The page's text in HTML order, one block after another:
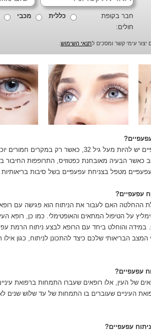
חבר בקופת
חולים:
כללית מכבי
יצור עימי קשר ומסכים לתנאי השימוש
על מנת לעבור ניתוח עפעפיים יש להיות מעל גיל 32, כאשר
כאשר הבעיה מאובחנת כפטוזיס, התרופפות החיבור
מטפל בצניחת עפעפיים בשל סיבות בריאותיות
עפעפיים?
ההחלטה האם לעבור את הניתוח הוא פגישה עם רופא
על הטיפול המתאים והאופטימלי. כמו כן, רופא
במידה והוחלט ביחד עם הרופא לבצע ניתוח הרמת
הבריאותי שלכם כיצד להתכונן לניתוח, כגון אילו
עפעפיים?
של העין, אלו רופאים שעברו התמחות ברפואת
העיניים שעוברים בו התמחות של עד שלוש שנים
עפעפיים?